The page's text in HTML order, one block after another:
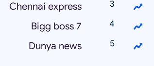
Chennai express
Bigg boss 7
Dunya news